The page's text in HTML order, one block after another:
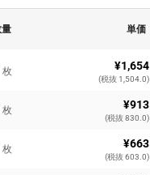
単価
枚 ¥1,654
(税抜 1,504.0)
枚 ¥913
(税抜 830.0)
枚 ¥663
(税抜 603.0)